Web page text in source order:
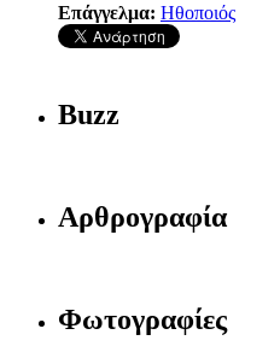
Επάγγελμα: Ηθοποιός
Buzz
Αρθρογραφία
Φωτογραφίες